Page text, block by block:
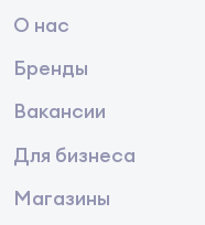
О нас
Бренды
Вакансии
Для бизнеса
Магазины